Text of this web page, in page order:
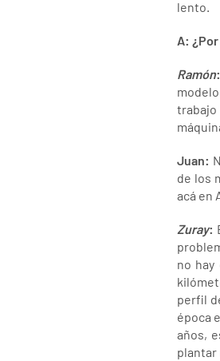
lento.
A:
Ramón:
trabajo
Juan:
de los
acá en
Zuray:
no
perfil
época
años,